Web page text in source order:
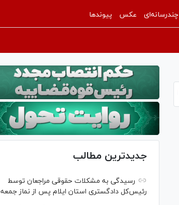
چندرسانه‌ای عکس پیوندها
جدیدترین مطالب
رسیدگی به مشکلات حقوقی مراجعان توسط
رئیس‌کل دادگستری استان ایلام پس از نماز جمعه